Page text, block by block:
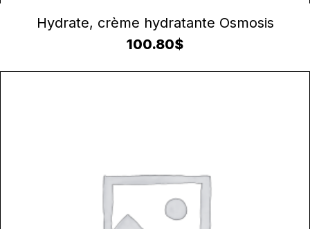
AJOUTER AU PANIER
Hydrate, crème hydratante Osmosis
100.80$